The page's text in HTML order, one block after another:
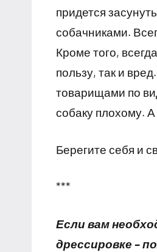
придется
собачниками.
Кроме того,
пользу, так и
товарищами по
собаку плохому.
Берегите себя и
***
Если вам
дрессировке –